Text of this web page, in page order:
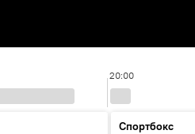
20:00
Спортбокс